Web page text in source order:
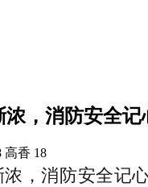
浓，消防安全记
高香 18
，消防安全记